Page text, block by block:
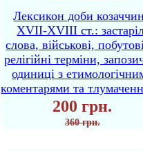
Лексикон доби
XVII-XVIII ст.:
слова, військові,
релігійні терміни,
одиниці з
коментарями та
200 грн.
360 грн.